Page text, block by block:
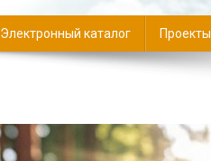
Электронный каталог Проекты